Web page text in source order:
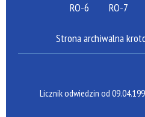
RO-6 RO-7
Strona archiwalna
Licznik odwiedzin od